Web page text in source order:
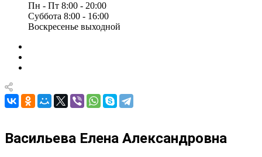
Пн - Пт 8:00 - 20:00
Суббота 8:00 - 16:00
Воскресенье выходной
Васильева Елена Александровна